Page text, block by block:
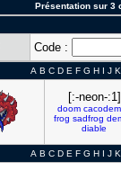
Présentation sur 3
Code :
A B C D E F G H I J K
[:-neon-:1]
doom
frog sadfrog
diable
A B C D E F G H I J K